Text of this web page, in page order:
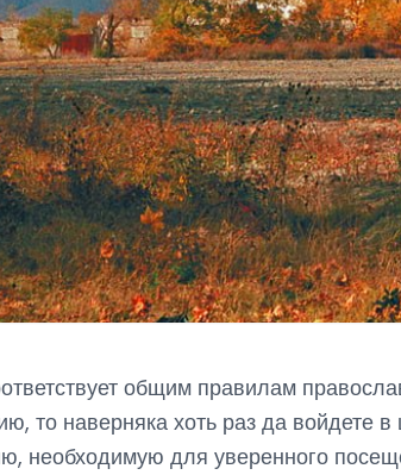
общим правилам
то наверняка хоть раз да войдете в
необходимую для уверенного